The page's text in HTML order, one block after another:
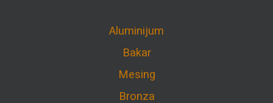
Aluminijum
Bakar
Mesing
Bronza